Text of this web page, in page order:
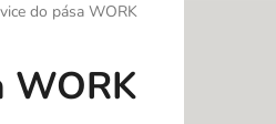
do pása WORK
WORK